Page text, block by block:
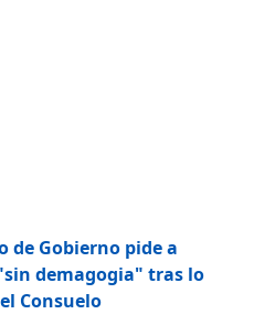
de Gobierno pide a
demagogia" tras lo
Consuelo